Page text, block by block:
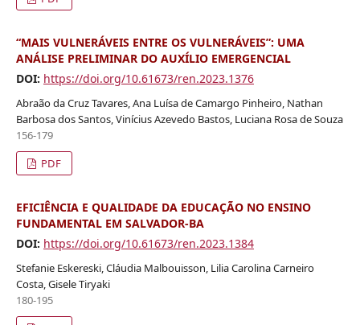
“MAIS VULNERÁVEIS ENTRE OS VULNERÁVEIS”: UMA
ANÁLISE PRELIMINAR DO AUXÍLIO EMERGENCIAL
DOI: https://doi.org/10.61673/ren.2023.1376
Abraão da Cruz Tavares, Ana Luísa de Camargo Pinheiro, Nathan
Barbosa dos Santos, Vinícius Azevedo Bastos, Luciana Rosa de Souza
156-179
PDF
EFICIÊNCIA E QUALIDADE DA EDUCAÇÃO NO ENSINO
FUNDAMENTAL EM SALVADOR-BA
DOI: https://doi.org/10.61673/ren.2023.1384
Stefanie Eskereski, Cláudia Malbouisson, Lilia Carolina Carneiro
Costa, Gisele Tiryaki
180-195